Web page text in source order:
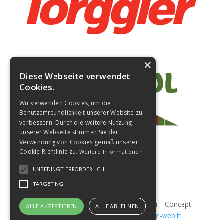
© Copyright Sportclub Meran Sektion Kanu – Concept
& Screendesign: Freelance –www.freelance-web.it
×
Diese Webseite verwendet
Cookies.
Wir verwenden Cookies, um die
Benutzerfreundlichkeit unserer Website zu
verbessern. Durch die weitere Nutzung
unserer Webseite stimmen Sie der
Verwendung von Cookies gemäß unserer
Cookie-Richtlinie zu. Weitere Informationen
UNBEDINGT ERFORDERLICH
TARGETING
ALLE AKZEPTIEREN ALLE ABLEHNEN